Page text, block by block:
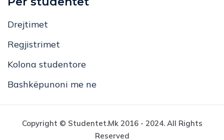
Drejtimet
Regjistrimet
Kolona studentore
Bashkëpunoni me ne
Copyright © Studentet.mk 2016 - 2024. All Rights
Reserved